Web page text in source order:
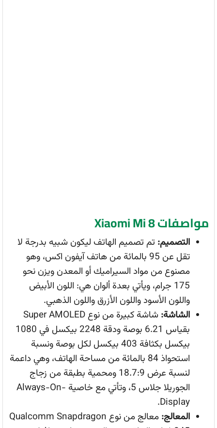
مواصفات Xiaomi Mi 8
التصميم: تم تصميم الهاتف ليكون شبيه بدرجة لا
تقل عن 95 بالمائة من هاتف آيفون اكس، وهو
مصنوع من مواد السيراميك أو المعدن ويزن نحو
175 جرام، ويأتي بعدة ألوان هي: اللون الأبيض
واللون الأسود واللون الأزرق واللون الذهبي.
الشاشة:
شاشة كبيرة من نوع Super AMOLED
بقياس 6.21 بوصة ودقة 2248 بيكسل في 1080
بيكسل بكثافة 403 بيكسل لكل بوصة ونسبة
استحواذ 84 بالمائة من مساحة الهاتف، وهي داعمة
لنسبة عرض 18.7:9 ومحمية بطبقة من زجاج
الجوريلا جلاس 5، وتأتي مع خاصية Always-On-
Display.
المعالج:
معالج من نوع Qualcomm Snapdragon